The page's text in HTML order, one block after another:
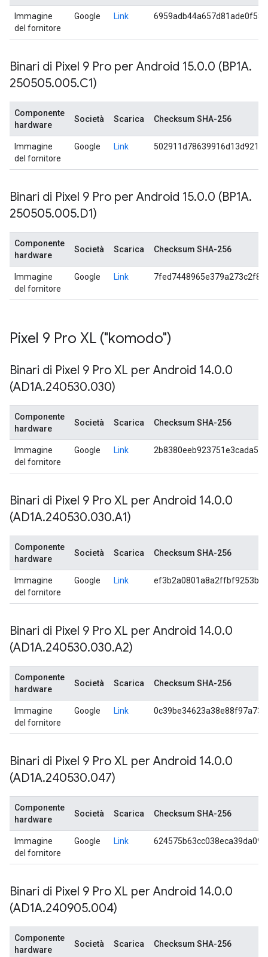
Immagine
del fornitore
Google Link
Binari di Pixel 9 Pro per Android 15.0.0 (BP1A.
250505.005.C1)
Componente
hardware
Società Scarica Checksum SHA-256
Immagine
del fornitore
Google Link
Binari di Pixel 9 Pro per Android 15.0.0 (BP1A.
250505.005.D1)
Componente
hardware
Società Scarica Checksum SHA-256
Immagine
del fornitore
Google Link
Pixel 9 Pro XL ("komodo")
Binari di Pixel 9 Pro XL per Android 14.0.0
(AD1A.240530.030)
Componente
hardware
Società Scarica Checksum SHA-256
Immagine
del fornitore
Google Link
Binari di Pixel 9 Pro XL per Android 14.0.0
(AD1A.240530.030.A1)
Componente
hardware
Società Scarica Checksum SHA-256
Immagine
del fornitore
Google Link
Binari di Pixel 9 Pro XL per Android 14.0.0
(AD1A.240530.030.A2)
Componente
hardware
Società Scarica Checksum SHA-256
Immagine
del fornitore
Google Link
Binari di Pixel 9 Pro XL per Android 14.0.0
(AD1A.240530.047)
Componente
hardware
Società Scarica Checksum SHA-256
Immagine
del fornitore
Google Link
Binari di Pixel 9 Pro XL per Android 14.0.0
(AD1A.240905.004)
Componente
hardware
Società Scarica Checksum SHA-256